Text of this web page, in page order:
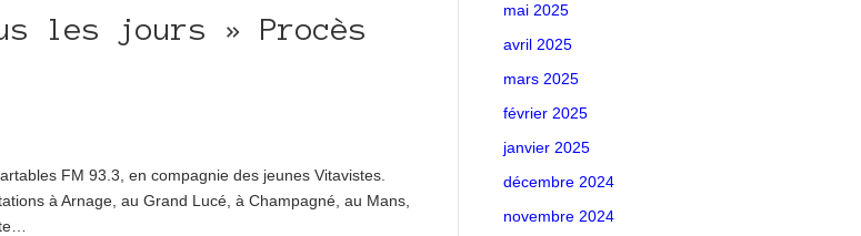
les jours » Procès
FM 93.3, en compagnie des jeunes Vitavistes.
à Arnage, au Grand Lucé, à Champagné, au Mans,
mai 2025
avril 2025
mars 2025
février 2025
janvier 2025
décembre 2024
novembre 2024